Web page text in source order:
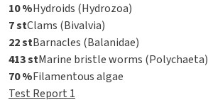
10 %Hydroids (Hydrozoa)
7 stClams (Bivalvia)
22 stBarnacles (Balanidae)
413 stMarine bristle worms (Polychaeta)
70 %Filamentous algae
Test Report 1